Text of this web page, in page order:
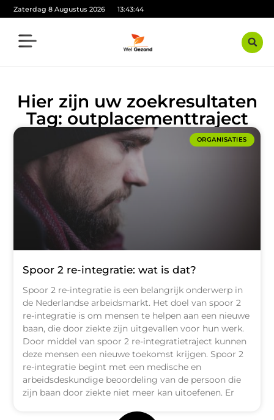
Zaterdag 8 Augustus 2026 13:43:44
Hier zijn uw zoekresultaten
Tag: outplacementtraject
ORGANISATIES
Spoor 2 re-integratie: wat is dat?
Spoor 2 re-integratie is een belangrijk onderwerp in
de Nederlandse arbeidsmarkt. Het doel van spoor 2
re-integratie is om mensen te helpen aan een nieuwe
baan, die door ziekte zijn uitgevallen voor hun werk.
Door middel van spoor 2 re-integratietraject kunnen
deze mensen een nieuwe toekomst krijgen. Spoor 2
re-integratie begint met een medische en
arbeidsdeskundige beoordeling van de persoon die
zijn baan door ziekte niet meer kan uitoefenen. Er